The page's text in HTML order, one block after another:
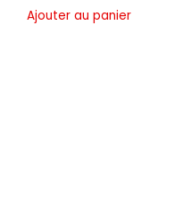
Ajouter au panier